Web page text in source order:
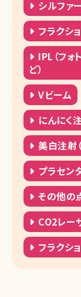
シルファ
フラクシ
IPL（フォ
ど）
Vビーム
にんにく
美白注射
プラセン
その他の
CO2レー
フラクシ